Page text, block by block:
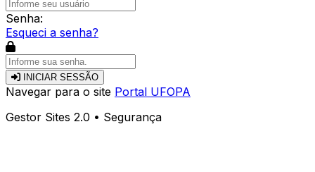
Senha:
Esqueci a senha?
INICIAR SESSÃO
Navegar para o site Portal UFOPA
Gestor Sites 2.0 • Segurança